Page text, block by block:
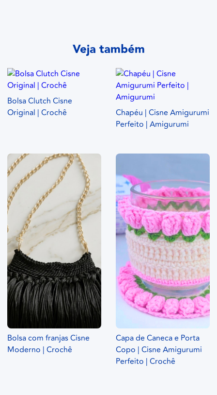
Veja também
Bolsa Clutch Cisne
Original | Crochê
Chapéu | Cisne Amigurumi
Perfeito | Amigurumi
Bolsa com franjas Cisne
Moderno | Crochê
Capa de Caneca e Porta
Copo | Cisne Amigurumi
Perfeito | Crochê